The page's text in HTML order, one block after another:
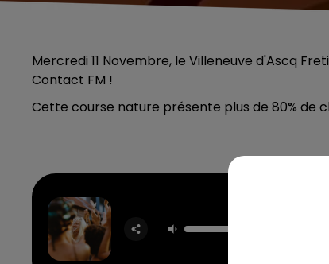
Mercredi 11 Novembre, le Villeneuve d'Ascq
Contact FM !
Cette course nature présente plus de 80% de